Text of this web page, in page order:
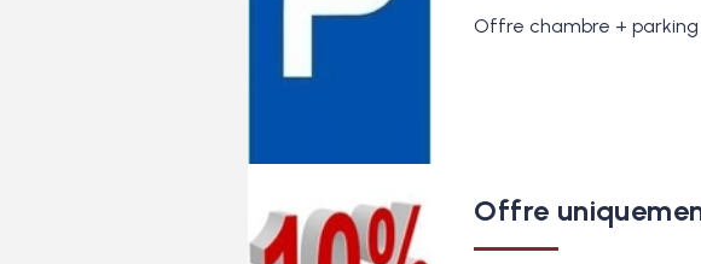
Offre chambre +
Offre